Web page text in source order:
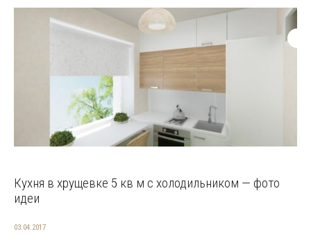
Кухня в хрущевке 5 кв м с холодильником — фото
идеи
03.04.2017